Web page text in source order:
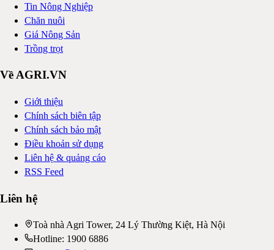
Tin Nông Nghiệp
Chăn nuôi
Giá Nông Sản
Trồng trọt
Về AGRI.VN
Giới thiệu
Chính sách biên tập
Chính sách bảo mật
Điều khoản sử dụng
Liên hệ & quảng cáo
RSS Feed
Liên hệ
Toà nhà Agri Tower, 24 Lý Thường Kiệt, Hà Nội
Hotline: 1900 6886